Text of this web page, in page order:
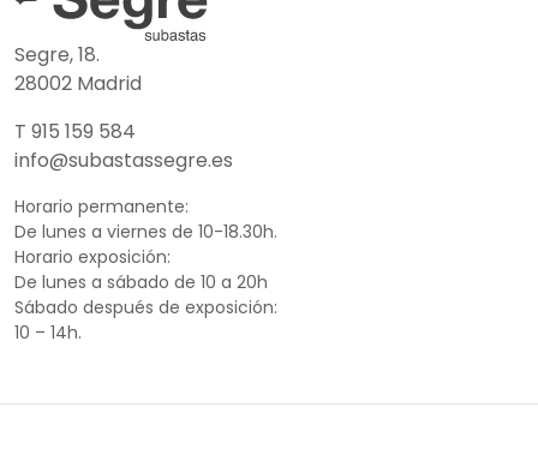
Segre, 18.
28002 Madrid
T 915 159 584
info@subastassegre.es
Horario permanente:
De lunes a viernes de 10-18.30h.
Horario exposición:
De lunes a sábado de 10 a 20h
Sábado después de exposición:
10 – 14h.